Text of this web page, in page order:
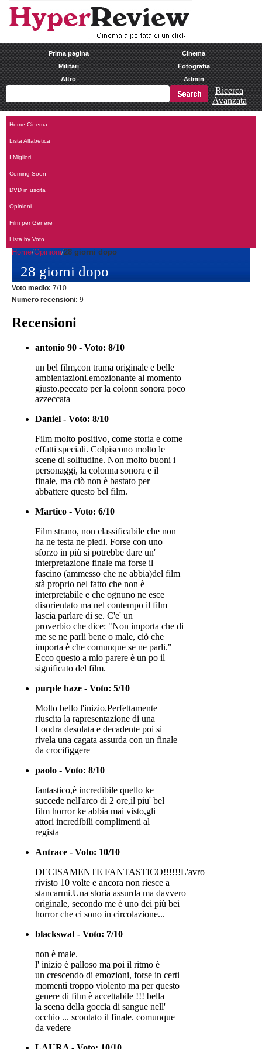
Prima pagina
Cinema
Militari
Fotografia
Altro
Admin
Ricerca
Avanzata
Home Cinema
Lista Alfabetica
I Migliori
Coming Soon
DVD in uscita
Opinioni
Film per Genere
Lista by Voto
Home Opinioni 28 giorni dopo
28 giorni dopo
Voto medio: 7/10
Numero recensioni: 9
Recensioni
antonio 90 - Voto: 8/10
un bel film,con trama originale e belle
ambientazioni.emozionante al momento
giusto.peccato per la colonn sonora poco
azzeccata
Daniel - Voto: 8/10
Film molto positivo, come storia e come
effatti speciali. Colpiscono molto le
scene di solitudine. Non molto buoni i
personaggi, la colonna sonora e il
finale, ma ciò non è bastato per
abbattere questo bel film.
Martico - Voto: 6/10
Film strano, non classificabile che non
ha ne testa ne piedi. Forse con uno
sforzo in più si potrebbe dare un'
interpretazione finale ma forse il
fascino (ammesso che ne abbia)del film
stà proprio nel fatto che non è
interpretabile e che ognuno ne esce
disorientato ma nel contempo il film
lascia parlare di se. C'e' un
proverbio che dice: "Non importa che di
me se ne parli bene o male, ciò che
importa è che comunque se ne parli."
Ecco questo a mio parere è un po il
significato del film.
purple haze - Voto: 5/10
Molto bello l'inizio.Perfettamente
riuscita la rapresentazione di una
Londra desolata e decadente poi si
rivela una cagata assurda con un finale
da crocifiggere
paolo - Voto: 8/10
fantastico,è incredibile quello ke
succede nell'arco di 2 ore,il piu' bel
film horror ke abbia mai visto,gli
attori incredibili complimenti al
regista
Antrace - Voto: 10/10
DECISAMENTE FANTASTICO!!!!!!L'avro
rivisto 10 volte e ancora non riesce a
stancarmi.Una storia assurda ma davvero
originale, secondo me è uno dei più bei
horror che ci sono in circolazione...
blackswat - Voto: 7/10
non è male.
l' inizio è palloso ma poi il ritmo è
un crescendo di emozioni, forse in certi
momenti troppo violento ma per questo
genere di film è accettabile !!! bella
la scena della goccia di sangue nell'
occhio ... scontato il finale. comunque
da vedere